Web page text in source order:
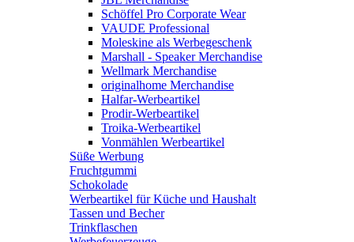
Schöffel Pro Corporate Wear
VAUDE Professional
Moleskine als Werbegeschenk
Marshall - Speaker Merchandise
Wellmark Merchandise
originalhome Merchandise
Halfar-Werbeartikel
Prodir-Werbeartikel
Troika-Werbeartikel
Vonmählen Werbeartikel
Süße Werbung
Fruchtgummi
Schokolade
Werbeartikel für Küche und Haushalt
Tassen und Becher
Trinkflaschen